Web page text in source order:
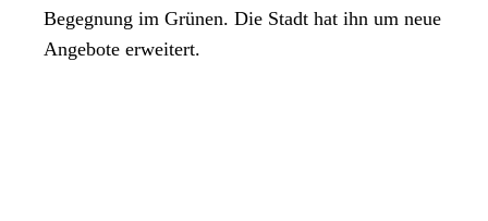
Begegnung im Grünen. Die Stadt hat ihn um neue
Angebote erweitert.